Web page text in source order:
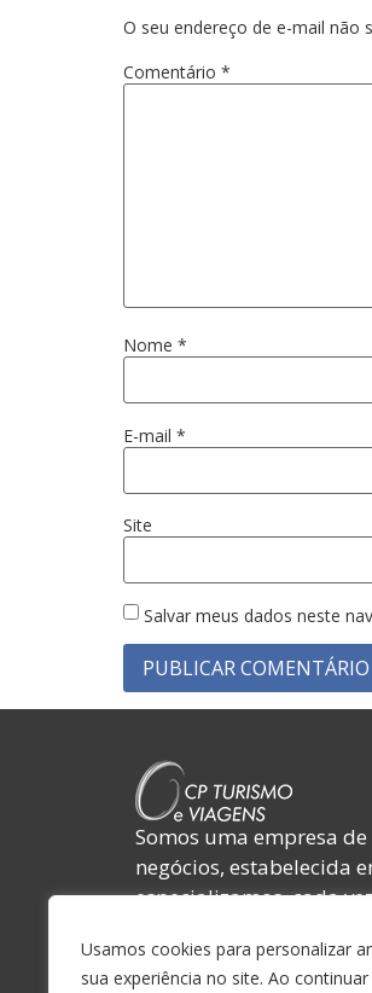
Usamos cookies para personalizar
sua experiência no site. Ao
O seu endereço de e-mail não
Comentário *
Nome *
E-mail *
Site
Salvar meus dados neste
Somos uma empresa
negócios, estabelecida
especializamos, cada
relacionamentos com
colaboradores e amigos.